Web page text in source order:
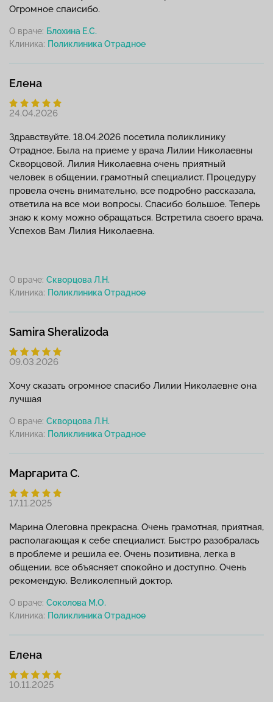
Огромное спаисибо.
О враче: Блохина Е.С.
Клиника:
Елена
24.04.2026
Здравствуйте. 18.04.2026 посетила поликлинику
Отрадное. Была на приеме у врача Лилии Николаевны
Скворцовой. Лилия Николаевна очень приятный
человек в общении, грамотный специалист. Процедуру
провела очень внимательно, все подробно рассказала,
ответила на все мои вопросы. Спасибо большое. Теперь
знаю к кому можно обращаться. Встретила своего врача.
Успехов Вам Лилия Николаевна.
О враче: Скворцова Л.Н.
Клиника:
Samira Sheralizoda
09.03.2026
Хочу сказать огромное спасибо Лилии Николаевне она
лучшая
О враче: Скворцова Л.Н.
Клиника:
Маргарита С.
17.11.2025
Марина Олеговна прекрасна. Очень грамотная, приятная,
располагающая к себе специалист. Быстро разобралась
в проблеме и решила ее. Очень позитивна, легка в
общении, все объясняет спокойно и доступно. Очень
рекомендую. Великолепный доктор.
О враче: Соколова М.О.
Клиника:
Елена
10.11.2025